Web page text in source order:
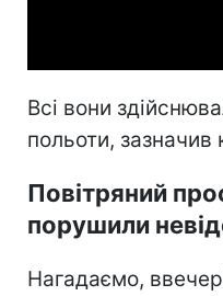
Всі вони
польоти,
Повітряний
порушили
Нагадаємо,